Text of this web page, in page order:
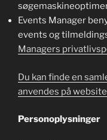
Events Manager
events og
Managers
Du kan finde en
anvendes på
Personoplysninger